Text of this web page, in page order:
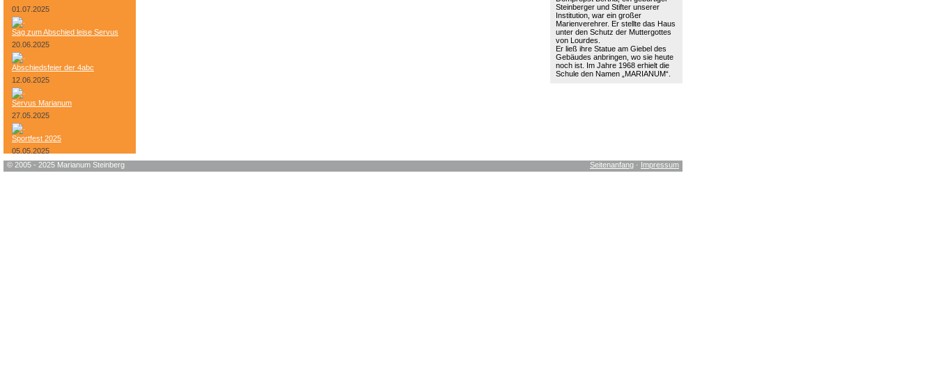
01.07.2025
Sag zum Abschied leise Servus
20.06.2025
Abschiedsfeier der 4abc
12.06.2025
Servus Marianum
27.05.2025
Sportfest 2025
05.05.2025
Bundesheer-Tag
Steinberger und Stifter unserer
Institution, war ein großer
Marienverehrer. Er stellte das Haus
unter den Schutz der Muttergottes
von Lourdes.
Er ließ ihre Statue am Giebel des
Gebäudes anbringen, wo sie heute
noch ist. Im Jahre 1968 erhielt die
Schule den Namen „MARIANUM“.
© 2005 - 2025 Marianum Steinberg Seitenanfang · Impressum